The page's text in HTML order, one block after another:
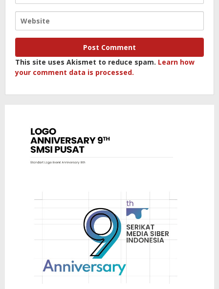
This site uses Akismet to reduce spam. Learn how
your comment data is processed.